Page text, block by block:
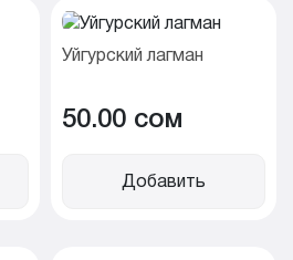
Уйгурский лагман
50.00 cом
Добавить